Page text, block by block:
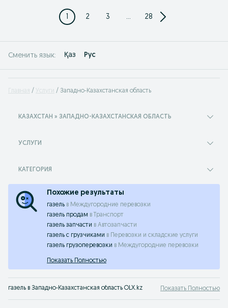
1 2 3 ... 28
Сменить язык: Қаз Рус
Главная Услуги Западно-Казахстанская область
КАЗАХСТАН » ЗАПАДНО-КАЗАХСТАНСКАЯ ОБЛАСТЬ
УСЛУГИ
КАТЕГОРИЯ
Похожие результаты
газель в Междугородние перевозки
газель продам в
Транспорт
газель запчасти в Автозапчасти
газель с грузчиками в
Перевозки и складские услуги
газель грузоперевозки в Междугородние перевозки
Показать Полностью
газель в Западно-Казахстанская область OLX.kz Показать Полностью